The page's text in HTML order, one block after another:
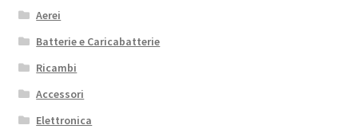
Aerei
Batterie e Caricabatterie
Ricambi
Accessori
Elettronica